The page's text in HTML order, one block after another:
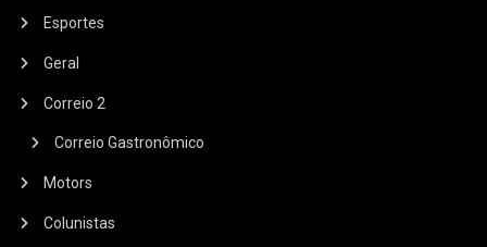
Esportes
Geral
Correio 2
Correio Gastronômico
Motors
Colunistas